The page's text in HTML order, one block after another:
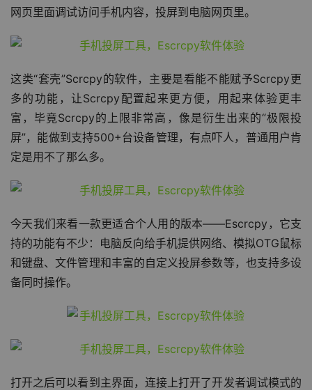
网页里面调试访问手机内容，投屏到电脑网页里。
这类“套壳”Scrcpy的软件，主要是看能不能赋予Scrcpy更
多的功能，让Scrcpy配置起来更方便，用起来体验更丰
富，毕竟Scrcpy的上限非常高，像是衍生出来的“极限投
屏”，能做到支持500+台设备管理，有点吓人，普通用户肯
定是用不了那么多。
今天我们来看一款更适合个人用的版本——Escrcpy，它支
持的功能有不少：电脑反向给手机提供网络、模拟OTG鼠标
和键盘、文件管理和丰富的自定义投屏参数等，也支持多设
备同时操作。
打开之后可以看到主界面，连接上打开了开发者调试模式的